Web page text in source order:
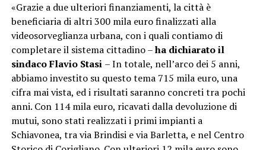
«Grazie a due ulteriori finanziamenti, la città è
beneficiaria di altri 300 mila euro finalizzati alla
videosorveglianza urbana, con i quali contiamo di
completare il sistema cittadino –ha dichiarato il
sindaco Flavio Stasi – In totale, nell’arco dei 5 anni,
abbiamo investito su questo tema 715 mila euro, una
cifra mai vista, ed i risultati saranno concreti tra pochi
anni. Con 114 mila euro, ricavati dalla devoluzione di
mutui, sono stati realizzati i primi impianti a
Schiavonea, tra via Brindisi e via Barletta, e nel Centro